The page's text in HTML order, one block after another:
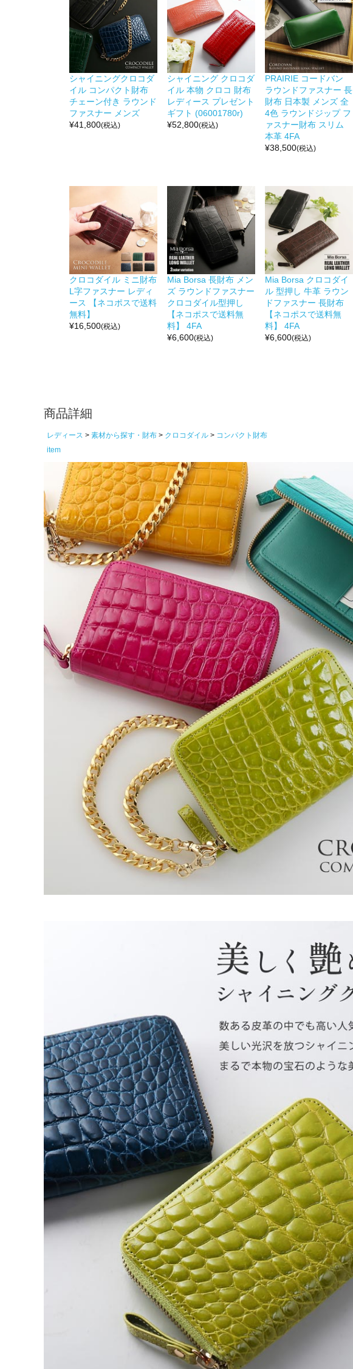
シャイニングクロコダ
イル コンパクト財布
チェーン付き ラウンド
ファスナー メンズ
¥41,800(税込)
シャイニング クロコダ
イル 本物 クロコ 財布
レディース プレゼント
ギフト (06001780r)
¥52,800(税込)
PRAIRIE コードバン
ラウンドファスナー 長
財布 日本製 メンズ 全
4色 ラウンドジップ フ
ァスナー財布 スリム
本革 4FA
¥38,500(税込)
クロコダイル ミニ財布
L字ファスナー レディ
ース 【ネコポスで送料
無料】
¥16,500(税込)
Mia Borsa 長財布 メン
ズ ラウンドファスナー
クロコダイル型押し
【ネコポスで送料無
料】 4FA
¥6,600(税込)
Mia Borsa クロコダイ
ル 型押し 牛革 ラウン
ドファスナー 長財布
【ネコポスで送料無
料】 4FA
¥6,600(税込)
商品詳細
レディース 素材から探す・財布 クロコダイル
コンパクト財布
item